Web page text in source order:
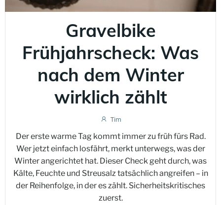
Gravelbike
Frühjahrscheck: Was
nach dem Winter
wirklich zählt
Tim
Der erste warme Tag kommt immer zu früh fürs Rad.
Wer jetzt einfach losfährt, merkt unterwegs, was der
Winter angerichtet hat. Dieser Check geht durch, was
Kälte, Feuchte und Streusalz tatsächlich angreifen – in
der Reihenfolge, in der es zählt. Sicherheitskritisches
zuerst.